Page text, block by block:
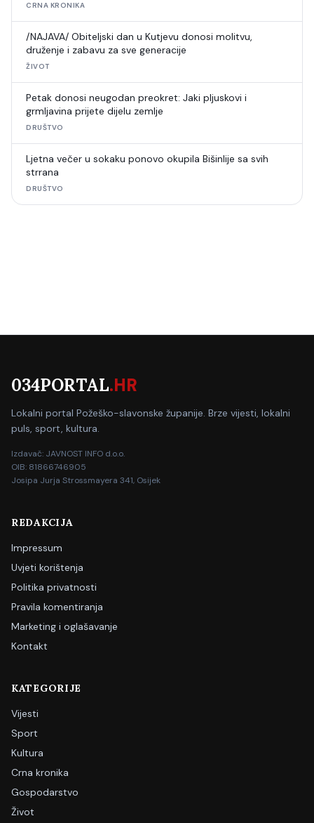
CRNA KRONIKA
/NAJAVA/ Obiteljski dan u Kutjevu donosi molitvu,
druženje i zabavu za sve generacije
ŽIVOT
Petak donosi neugodan preokret: Jaki pljuskovi i
grmljavina prijete dijelu zemlje
DRUŠTVO
Ljetna večer u sokaku ponovo okupila Bišinlije sa svih
strrana
DRUŠTVO
034PORTAL.HR
Lokalni portal Požeško-slavonske županije. Brze vijesti, lokalni
puls, sport, kultura.
Izdavač: JAVNOST INFO d.o.o.
OIB: 81866746905
Josipa Jurja Strossmayera 341, Osijek
REDAKCIJA
Impressum
Uvjeti korištenja
Politika privatnosti
Pravila komentiranja
Marketing i oglašavanje
Kontakt
KATEGORIJE
Vijesti
Sport
Kultura
Crna kronika
Gospodarstvo
Život